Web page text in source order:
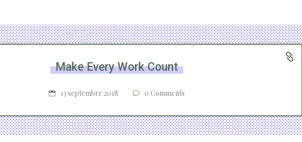
Make Every Work Count
13 septembre 2018 0 Comments